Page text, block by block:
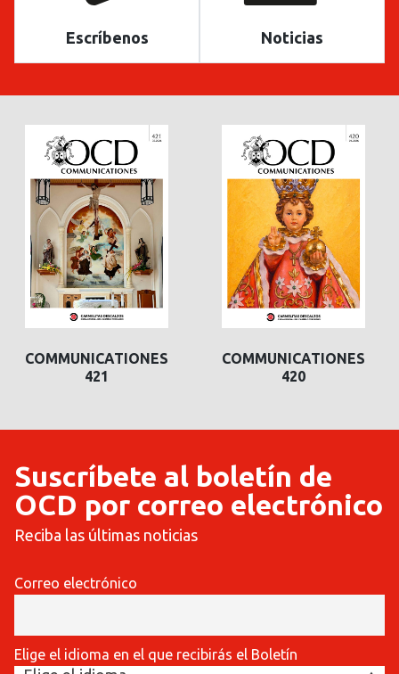
Escríbenos Noticias
COMMUNICATIONES
421
COMMUNICATIONES
420
Suscríbete al boletín de
OCD por correo electrónico
Reciba las últimas noticias
Correo electrónico
Elige el idioma en el que recibirás el Boletín